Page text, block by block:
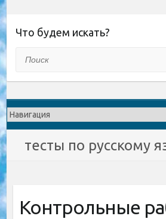
Что будем искать?
тесты по русскому
Контрольные